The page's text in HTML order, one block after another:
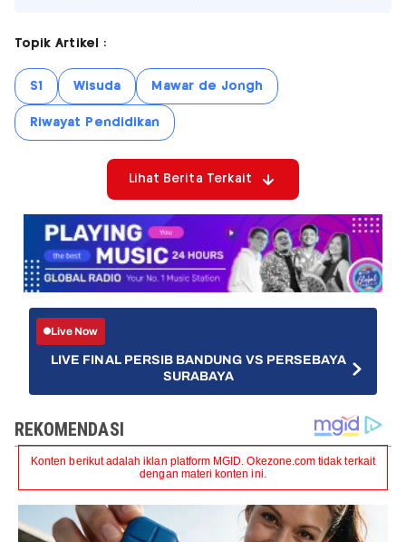
Topik Artikel :
S1 Wisuda Mawar de Jongh
Riwayat Pendidikan
Lihat Berita Terkait
Live Now
LIVE FINAL PERSIB BANDUNG VS PERSEBAYA
SURABAYA